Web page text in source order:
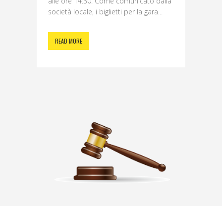
società locale, i biglietti per la gara...
READ MORE